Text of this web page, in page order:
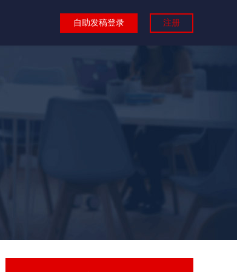
自助发稿登录 注册